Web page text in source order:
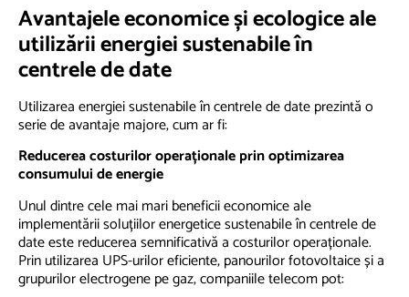
Avantajele economice și ecologice ale
utilizării energiei sustenabile în
centrele de date
Utilizarea energiei sustenabile în centrele de date prezintă o
serie de avantaje majore, cum ar fi:
Reducerea costurilor operaționale prin optimizarea
consumului de energie
Unul dintre cele mai mari beneficii economice ale
implementării soluțiilor energetice sustenabile în centrele de
date este reducerea semnificativă a costurilor operaționale.
Prin utilizarea UPS-urilor eficiente, panourilor fotovoltaice și a
grupurilor electrogene pe gaz, companiile telecom pot: